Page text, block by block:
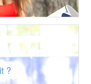
?